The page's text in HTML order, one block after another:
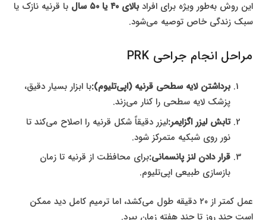
این روش به‌طور ویژه برای افرادبالای ۴۰ یا ۵۰ سال
با قرنیه نازک یا
سبک زندگی خاص توصیه می‌شود.
مراحل انجام جراحی PRK
برداشتن لایه سطحی قرنیه (اپی‌تلیوم):با ابزار بسیار دقیق،
پزشک لایه سطحی را کنار می‌زند.
تابش لیزر اگزایمر:لیزر دقیقاً شکل قرنیه را اصلاح می‌کند تا
نور روی شبکیه متمرکز شود.
قرار دادن لنز پانسمانی:برای محافظت از قرنیه تا زمان
بازسازی طبیعی اپی‌تلیوم.
عمل کمتر از ۲۰ دقیقه طول می‌کشد، اما ترمیم کامل دید ممکن
است چند روز تا چند هفته زمان ببرد.